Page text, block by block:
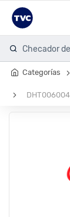
Checador
Categorías